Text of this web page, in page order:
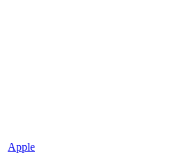
Apple